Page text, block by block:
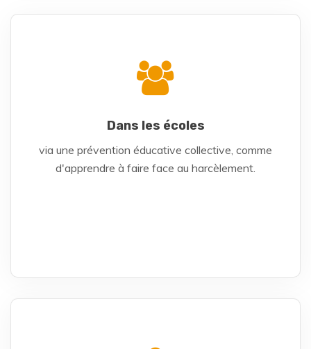
Dans les écoles
via une prévention éducative collective, comme
d'apprendre à faire face au harcèlement.